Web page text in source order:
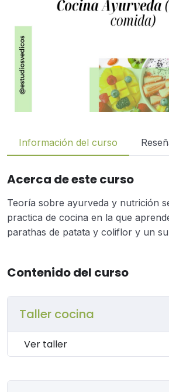
Información del curso
Acerca de este curso
Teoría sobre ayurveda y nutrición
practica de cocina en la que
parathas de patata y coliflor y un
Contenido del curso
Taller cocina
Ver taller